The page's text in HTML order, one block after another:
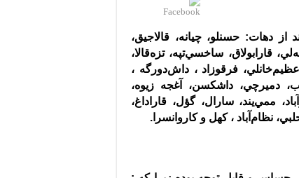
از دهات: حسنلو، چيانه، قالاجيق،
قارابولاق، ساخسي‌تپه، تزه‌قالا،
عظيم‌خانلي، فرقوزاد ، داش‌دورگه ،
دميرچي، داشكسن، آغجه زيوه،
ممي‌يند، سارال، گؤل، قاراداغ،
نظام‌آباد ، كهل و كاروانسرا .